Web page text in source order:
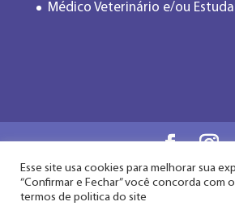
Médico Veterinário e/ou
Flor de Lótus Acupuntura
Esse site usa cookies para melhorar sua
“Confirmar e Fechar” você concorda com
termos de politica do site